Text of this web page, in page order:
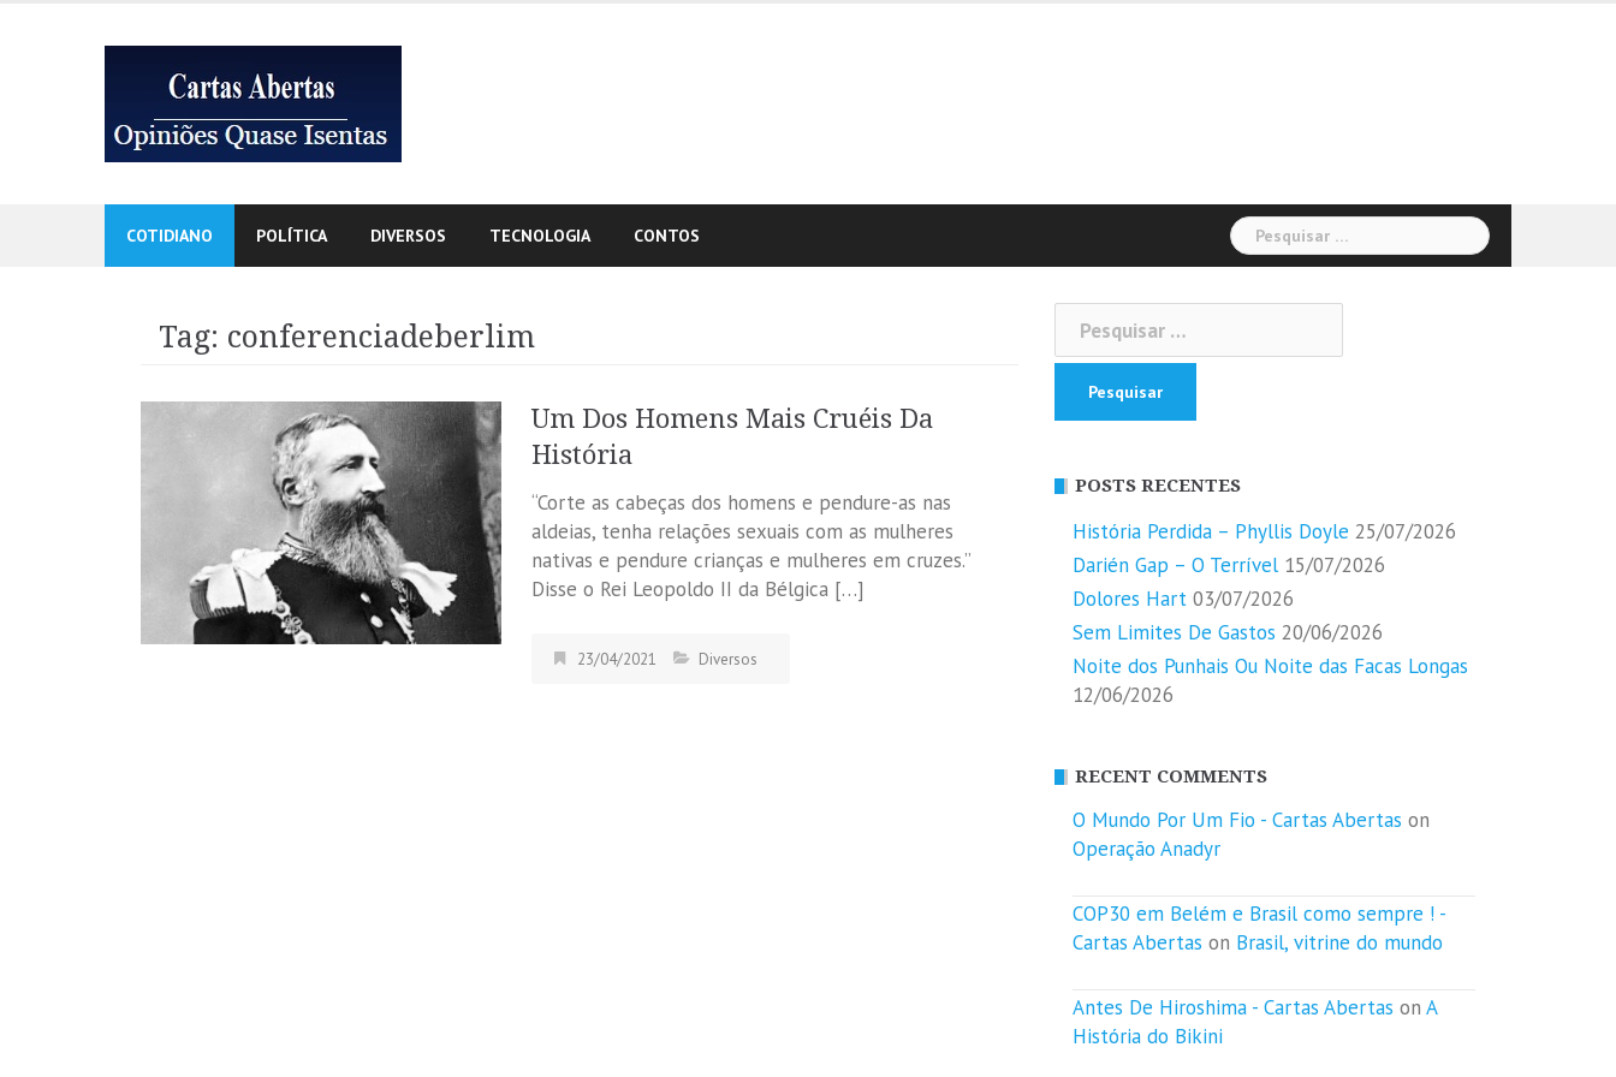
COTIDIANO POLÍTICA DIVERSOS TECNOLOGIA CONTOS
Pesquisar
por:
Tag: conferenciadeberlim
Um Dos Homens Mais Cruéis Da
História
“Corte as cabeças dos homens e pendure-as nas
aldeias, tenha relações sexuais com as mulheres
nativas e pendure crianças e mulheres em cruzes.”
Disse o Rei Leopoldo II da Bélgica […]
23/04/2021 Diversos
por:
POSTS RECENTES
História Perdida – Phyllis Doyle 25/07/2026
Darién Gap – O Terrível 15/07/2026
Dolores Hart 03/07/2026
Sem Limites De Gastos 20/06/2026
Noite dos Punhais Ou Noite das Facas Longas
12/06/2026
RECENT COMMENTS
O Mundo Por Um Fio - Cartas Abertas on
Operação Anadyr
COP30 em Belém e Brasil como sempre ! -
Cartas Abertas on Brasil, vitrine do mundo
Antes De Hiroshima - Cartas Abertas on A
História do Bikini